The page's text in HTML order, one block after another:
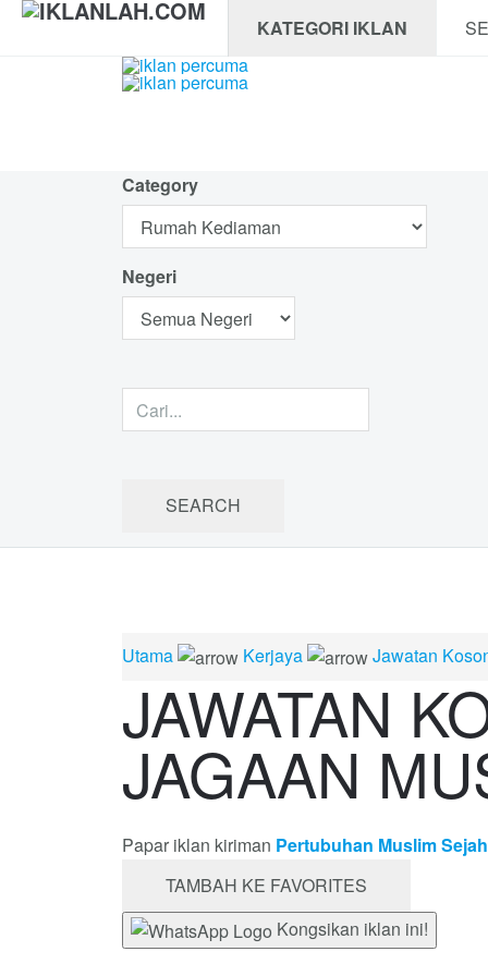
KATEGORI IKLAN
Category
Negeri
Utama Kerjaya Jawatan
JAWATAN
JAGAAN
Papar iklan kiriman Pertubuhan Muslim
TAMBAH KE FAVORITES
Kongsikan iklan ini!